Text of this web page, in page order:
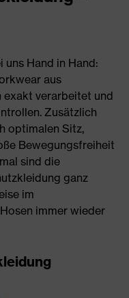
Hand in Hand:
aus
exakt verarbeitet und
Zusätzlich
optimalen Sitz,
Bewegungsfreiheit
sind die
ganz
im
immer wieder